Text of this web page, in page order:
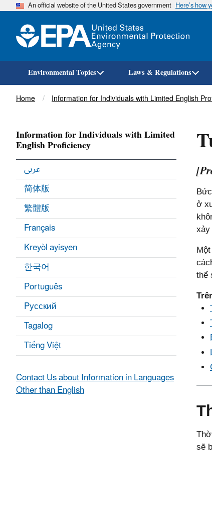
An official website of the United States government Here’s how
Environmental Topics Laws & Regulations
Breadcrumb
Home Information for Individuals with Limited English
ở
xảy
thể
sẽ
Information for Individuals with Limited
English Proficiency
عربى
简体版
繁體版
Français
Kreyòl ayisyen
한국어
Português
Pусский
Tagalog
Tiếng Việt
Contact Us about Information in Languages
Other than English